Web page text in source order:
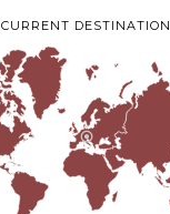
CURRENT DESTINATION